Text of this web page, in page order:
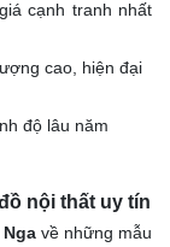
cạnh tranh nhất
cao, hiện đại
độ lâu năm
nội thất uy tín
về những mẫu